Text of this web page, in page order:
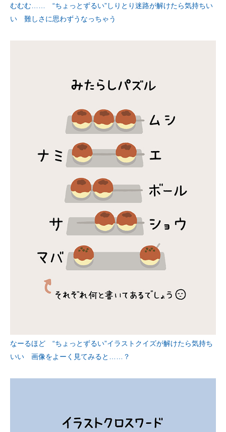
むむむ…… “ちょっとずるい”しりとり迷路が解けたら気持ちい
い 難しさに思わずうなっちゃう
なーるほど “ちょっとずるい”イラストクイズが解けたら気持ち
いい 画像をよーく見てみると……？